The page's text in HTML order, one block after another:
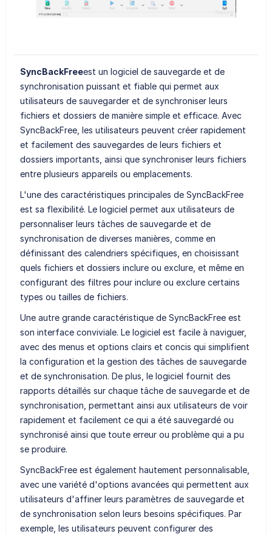
SyncBackFreeest un logiciel de sauvegarde et de
synchronisation puissant et fiable qui permet aux
utilisateurs de sauvegarder et de synchroniser leurs
fichiers et dossiers de manière simple et efficace. Avec
SyncBackFree, les utilisateurs peuvent créer rapidement
et facilement des sauvegardes de leurs fichiers et
dossiers importants, ainsi que synchroniser leurs fichiers
entre plusieurs appareils ou emplacements.
L'une des caractéristiques principales de SyncBackFree
est sa flexibilité. Le logiciel permet aux utilisateurs de
personnaliser leurs tâches de sauvegarde et de
synchronisation de diverses manières, comme en
définissant des calendriers spécifiques, en choisissant
quels fichiers et dossiers inclure ou exclure, et même en
configurant des filtres pour inclure ou exclure certains
types ou tailles de fichiers.
Une autre grande caractéristique de SyncBackFree est
son interface conviviale. Le logiciel est facile à naviguer,
avec des menus et options clairs et concis qui simplifient
la configuration et la gestion des tâches de sauvegarde
et de synchronisation. De plus, le logiciel fournit des
rapports détaillés sur chaque tâche de sauvegarde et de
synchronisation, permettant ainsi aux utilisateurs de voir
rapidement et facilement ce qui a été sauvegardé ou
synchronisé ainsi que toute erreur ou problème qui a pu
se produire.
SyncBackFree est également hautement personnalisable,
avec une variété d'options avancées qui permettent aux
utilisateurs d'affiner leurs paramètres de sauvegarde et
de synchronisation selon leurs besoins spécifiques. Par
exemple, les utilisateurs peuvent configurer des